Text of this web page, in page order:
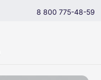
8 800 775-48-59